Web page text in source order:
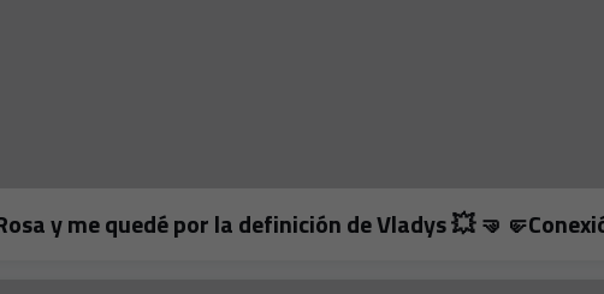
y me quedé por la definición de Vladys 💥